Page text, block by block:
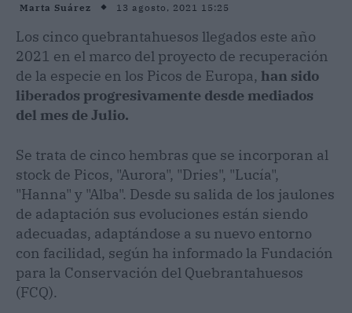
Marta Suárez 13 agosto, 2021 15:25
Los cinco quebrantahuesos llegados este año
2021 en el marco del proyecto de recuperación
de la especie en los Picos de Europa, han sido
liberados progresivamente desde mediados
del mes de Julio.
Se trata de cinco hembras que se incorporan al
stock de Picos, "Aurora", "Dries", "Lucía",
"Hanna" y "Alba". Desde su salida de los jaulones
de adaptación sus evoluciones están siendo
adecuadas, adaptándose a su nuevo entorno
con facilidad, según ha informado la Fundación
para la Conservación del Quebrantahuesos
(FCQ).